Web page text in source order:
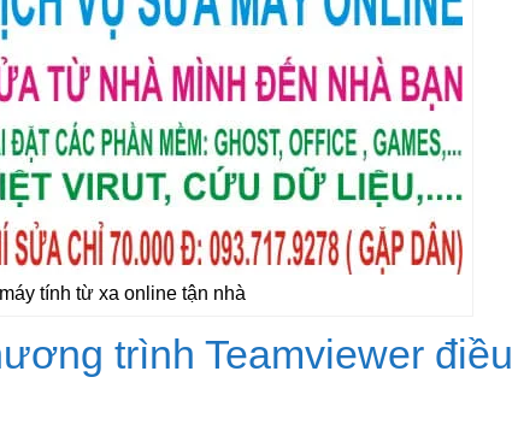
tính từ xa online tận nhà
trình Teamviewer điều